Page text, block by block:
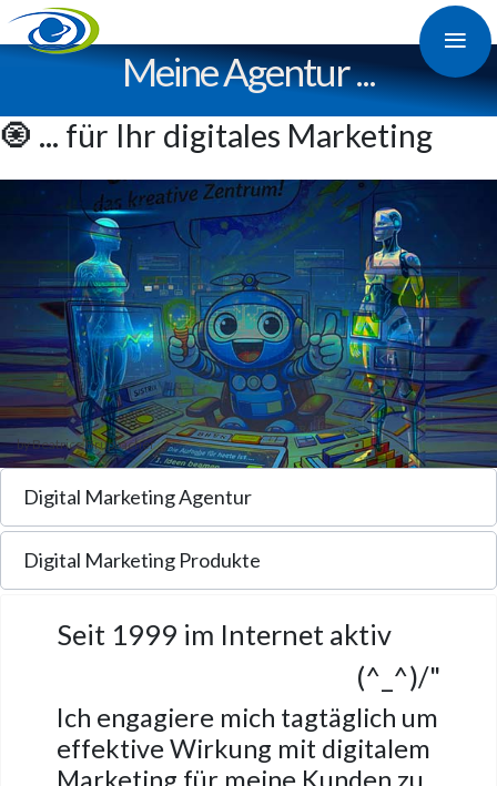
Meine Agentur ...
🧿 ... für Ihr digitales Marketing
by Beatrice Brupbacher
Digital Marketing Agentur
Digital Marketing Produkte
Seit 1999 im Internet aktiv
(^_^)/"
Ich engagiere mich tagtäglich um
effektive Wirkung mit digitalem
Marketing für meine Kunden zu
≡